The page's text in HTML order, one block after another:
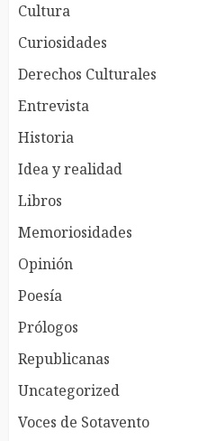
Cultura
Curiosidades
Derechos Culturales
Entrevista
Historia
Idea y realidad
Libros
Memoriosidades
Opinión
Poesía
Prólogos
Republicanas
Uncategorized
Voces de Sotavento